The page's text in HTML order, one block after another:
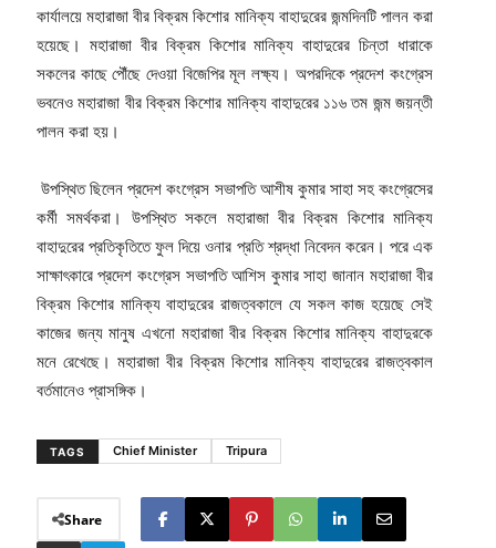
কার্যালয়ে মহারাজা বীর বিক্রম কিশোর মানিক্য বাহাদুরের জন্মদিনটি পালন করা
হয়েছে। মহারাজা বীর বিক্রম কিশোর মানিক্য বাহাদুরের চিন্তা ধারাকে
সকলের কাছে পৌঁছে দেওয়া বিজেপির মূল লক্ষ্য। অপরদিকে প্রদেশ কংগ্রেস
ভবনেও মহারাজা বীর বিক্রম কিশোর মানিক্য বাহাদুরের ১১৬ তম জন্ম জয়ন্তী
পালন করা হয়।
উপস্থিত ছিলেন প্রদেশ কংগ্রেস সভাপতি আশীষ কুমার সাহা সহ কংগ্রেসের
কর্মী সমর্থকরা। উপস্থিত সকলে মহারাজা বীর বিক্রম কিশোর মানিক্য
বাহাদুরের প্রতিকৃতিতে ফুল দিয়ে ওনার প্রতি শ্রদ্ধা নিবেদন করেন। পরে এক
সাক্ষাৎকারে প্রদেশ কংগ্রেস সভাপতি আশিস কুমার সাহা জানান মহারাজা বীর
বিক্রম কিশোর মানিক্য বাহাদুরের রাজত্বকালে যে সকল কাজ হয়েছে সেই
কাজের জন্য মানুষ এখনো মহারাজা বীর বিক্রম কিশোর মানিক্য বাহাদুরকে
মনে রেখেছে। মহারাজা বীর বিক্রম কিশোর মানিক্য বাহাদুরের রাজত্বকাল
বর্তমানেও প্রাসঙ্গিক।
TAGS Chief Minister Tripura
Share